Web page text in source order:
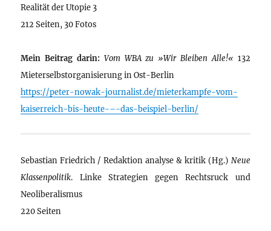
Realität der Utopie 3
212 Seiten, 30 Fotos
Mein Beitrag darin: Vom WBA zu »Wir Bleiben Alle!« 132
Mieterselbstorganisierung in Ost-Berlin
https://peter-nowak-journalist.de/mieterkampfe-vom-
kaiserreich-bis-heute-–-das-beispiel-berlin/
Sebastian Friedrich / Redaktion analyse & kritik (Hg.) Neue
Klassenpolitik. Linke Strategien gegen Rechtsruck und
Neoliberalismus
220 Seiten